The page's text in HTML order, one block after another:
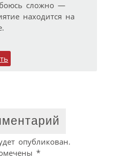
боюсь сложно —
находится на
опубликован.
*